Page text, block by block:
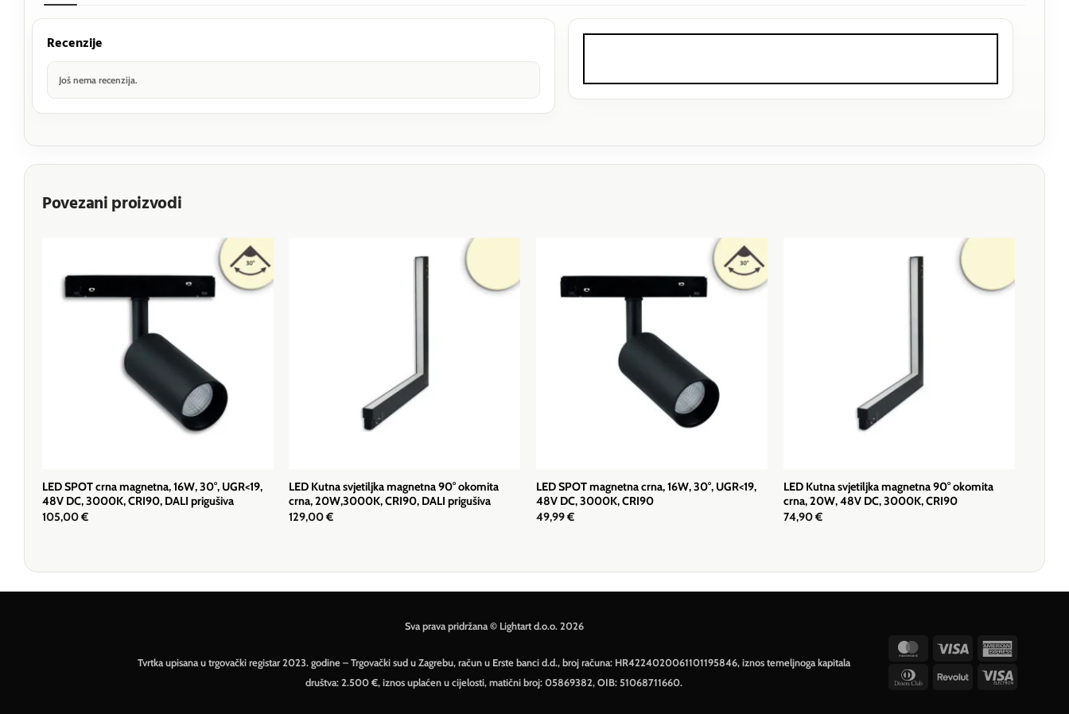
Recenzije
Još nema recenzija.
Povezani proizvodi
LED SPOT crna magnetna, 16W, 30°, UGR<19,
48V DC, 3000K, CRI90, DALI prigušiva
105,00€
LED Kutna svjetiljka magnetna 90° okomita
crna, 20W,3000K, CRI90, DALI prigušiva
129,00€
LED SPOT magnetna crna, 16W, 30°, UGR<19,
48V DC, 3000K, CRI90
49,99€
LED Kutna svjetiljka magnetna 90° okomita
crna, 20W, 48V DC, 3000K, CRI90
74,90€
Sva prava pridržana © Lightart d.o.o. 2026
Tvrtka upisana u trgovački registar 2023. godine – Trgovački sud u Zagrebu, račun u Erste banci d.d., broj računa: HR4224020061101195846, iznos temeljnoga kapitala
društva: 2.500 €, iznos uplaćen u cijelosti, matični broj: 05869382, OIB: 51068711660.
MasterCard
Visa
DinnersRevolutVisa